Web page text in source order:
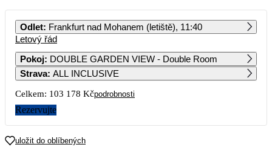
PO ÚT ST ČT PÁ SO NE
58 819
7 8 9
21
Odlet: Frankfurt nad Mohanem (letiště), 11:40
Letový řád
Pokoj: DOUBLE GARDEN VIEW - Double Room
Strava: ALL INCLUSIVE
Celkem: 103 178 Kčpodrobnosti
Rezervujte
uložit do oblíbených